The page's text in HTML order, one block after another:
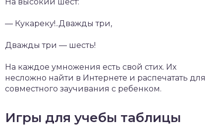
— Кукареку!..Дважды три,
Дважды три — шесть!
На каждое умножения есть свой стих. Их
несложно найти в Интернете и распечатать для
совместного заучивания с ребенком.
Игры для учебы таблицы